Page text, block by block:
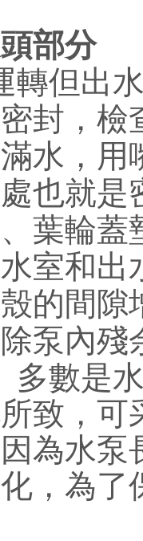
部分
轉但出
封，檢
水，
也就是
葉輪蓋
室和出
的間隙
泵內
多數是
致，可
為水泵
，為